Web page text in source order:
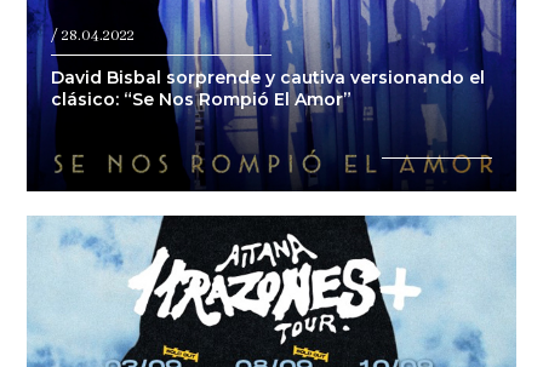
/ 28.04.2022
David Bisbal sorprende y cautiva versionando el
clásico: “Se Nos Rompió El Amor”